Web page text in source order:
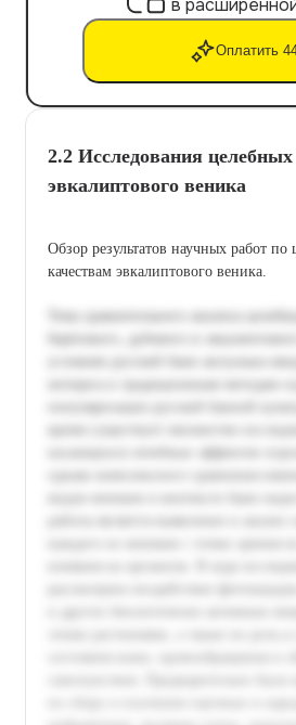
Оплатить
2.2 Исследования целебных
эвкалиптового веника
Обзор результатов научных работ по
качествам эвкалиптового веника.